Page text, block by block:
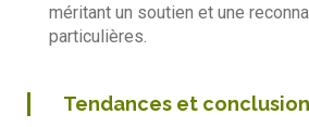
méritant un soutien et une
particulières.
Tendances et